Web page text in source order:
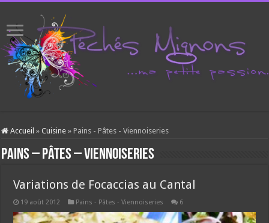
Accueil » Cuisine » Pains - Pâtes - Viennoiseries
Pains – Pâtes – Viennoiseries
Variations de Focaccias au Cantal
19 août 2012 Pains - Pâtes - Viennoiseries 6